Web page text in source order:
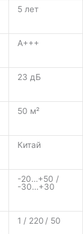
5 лет
A+++
23 дБ
50 м²
Китай
-20…+50 /
-30…+30
1 / 220 / 50